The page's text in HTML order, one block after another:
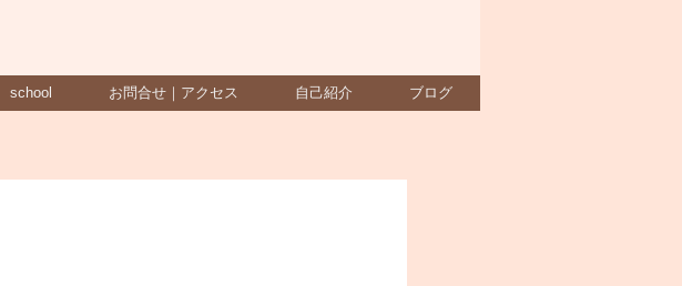
school お問合せ｜アクセス 自己紹介 ブログ